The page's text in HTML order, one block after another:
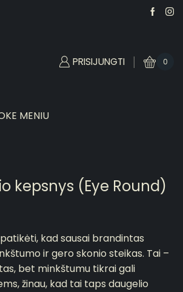
PRISIJUNGTI 0
MENIU
kepsnys (Eye Round)
kad sausai brandintas
ir gero skonio steikas. Tai –
bet minkštumu tikrai gali
žinau, kad tai taps daugelio